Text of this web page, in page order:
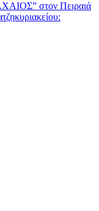
στον Πειραιά